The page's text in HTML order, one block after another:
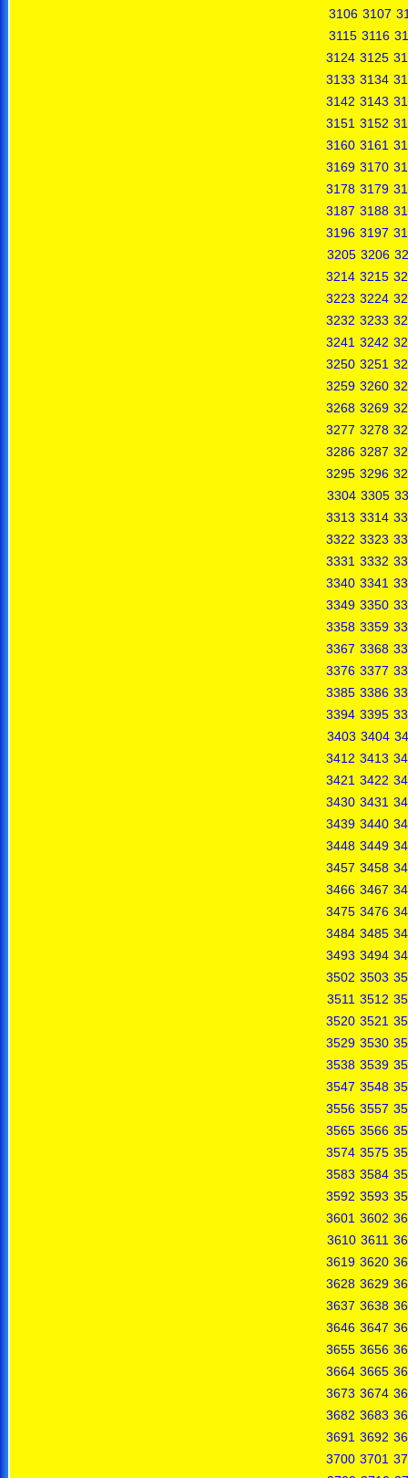
3106 3107
3115 3116
3124 3125
3133 3134
3142 3143
3151 3152
3160 3161
3169 3170
3178 3179
3187 3188
3196 3197
3205 3206
3214 3215
3223 3224
3232 3233
3241 3242
3250 3251
3259 3260
3268 3269
3277 3278
3286 3287
3295 3296
3304 3305
3313 3314
3322 3323
3331 3332
3340 3341
3349 3350
3358 3359
3367 3368
3376 3377
3385 3386
3394 3395
3403 3404
3412 3413
3421 3422
3430 3431
3439 3440
3448 3449
3457 3458
3466 3467
3475 3476
3484 3485
3493 3494
3502 3503
3511 3512
3520 3521
3529 3530
3538 3539
3547 3548
3556 3557
3565 3566
3574 3575
3583 3584
3592 3593
3601 3602
3610 3611
3619 3620
3628 3629
3637 3638
3646 3647
3655 3656
3664 3665
3673 3674
3682 3683
3691 3692
3700 3701